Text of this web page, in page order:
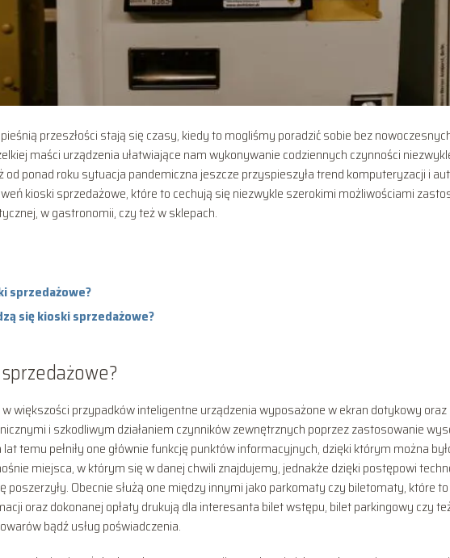
przeszłości stają się czasy, kiedy to mogliśmy poradzić sobie bez
maści urządzenia ułatwiające nam wykonywanie codziennych czynności
od ponad roku sytuacja pandemiczna jeszcze przyspieszyła trend komputeryzacji i
kioski sprzedażowe, które to cechują się niezwykle szerokimi możliwościami
w gastronomii, czy też w sklepach.
sprzedażowe?
się kioski sprzedażowe?
większości przypadków inteligentne urządzenia wyposażone w ekran dotykowy
i szkodliwym działaniem czynników zewnętrznych poprzez zastosowanie
temu pełniły one głównie funkcję punktów informacyjnych, dzięki którym można
miejsca, w którym się w danej chwili znajdujemy, jednakże dzięki postępowi
poszerzyły. Obecnie służą one między innymi jako parkomaty czy biletomaty, które
oraz dokonanej opłaty drukują dla interesanta bilet wstępu, bilet parkingowy czy
bądź usług poświadczenia.